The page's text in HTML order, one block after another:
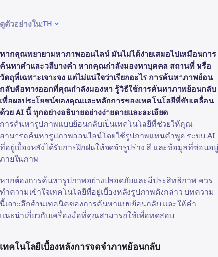
ดูตัวอย่างใน:TH
หากคุณพยายามหาภาพออนไลน์ มันไม่ได้ง่ายเสมอไปเหมือนการ
ค้นหาคำและวลีบางคำ หากคุณกำลังมองหาบุคคล สถานที่ หรือ
วัตถุที่เฉพาะเจาะจง แต่ไม่แน่ใจว่าเรียกอะไร การค้นหาภาพย้อน
กลับคือทางออกที่คุณกำลังมองหา รู้วิธีใช้การค้นหาภาพย้อนกลับ
เพื่อผลประโยชน์ของคุณและหลักการของเทคโนโลยีที่ขับเคลื่อน
ด้วย AI นี้ ทุกอย่างอธิบายอย่างง่ายดายและละเอียด
การค้นหารูปภาพแบบย้อนกลับเป็นเทคโนโลยีที่ช่วยให้คุณ
สามารถค้นหารูปภาพออนไลน์โดยใช้รูปภาพแทนคำพูด ระบบ AI
ที่อยู่เบื้องหลังได้รับการฝึกฝนให้จดจำรูปร่าง สี และข้อมูลที่ซ่อนอยู่
ภายในภาพ
หากต้องการค้นหารูปภาพอย่างปลอดภัยและมีประสิทธิภาพ ควร
ทำความเข้าใจเทคโนโลยีที่อยู่เบื้องหลังรูปภาพดังกล่าว บทความ
นี้เจาะลึกด้านเทคนิคของการค้นหาแบบย้อนกลับ และให้คำ
แนะนำเกี่ยวกับเครื่องมือที่คุณสามารถใช้เพื่อทดสอบ
เทคโนโลยีเบื้องหลังการจดจำภาพย้อนกลับ